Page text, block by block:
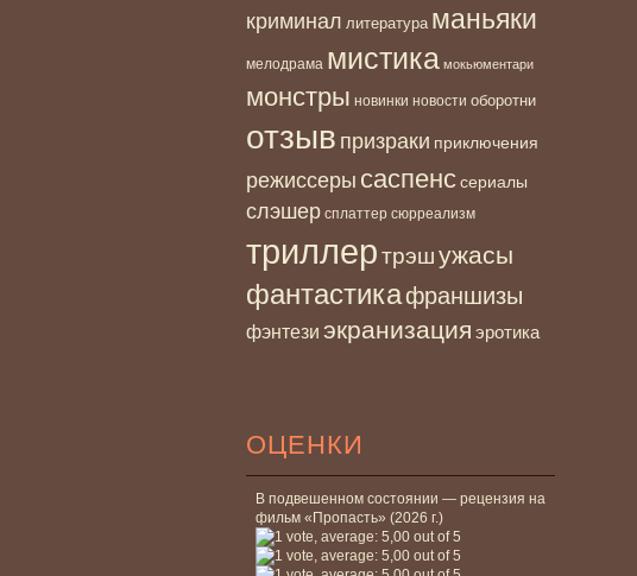
криминал литература маньяки
мелодрама мистика мокьюментари
монстры новинки новости оборотни
отзыв призраки приключения
режиссеры саспенссериалы
слэшер сплаттер сюрреализм
триллертрэшужасы
фантастикафраншизы
фэнтези экранизация эротика
ОЦЕНКИ
В подвешенном состоянии — рецензия на
фильм «Пропасть» (2026 г.)